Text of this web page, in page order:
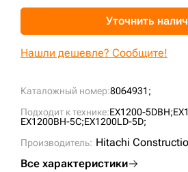
Каталожный номер:8064931;
Подходит к технике:EX1200-5DBH;
EX1200BH-5C;EX1200LD-5D;
Производитель: Hitachi
Все характеристики
Уточнить
Нашли дешевле? Сообщите!